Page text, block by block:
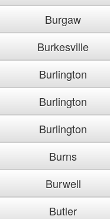
Burgaw
Burkesville
Burlington
Burlington
Burlington
Burns
Burwell
Butler